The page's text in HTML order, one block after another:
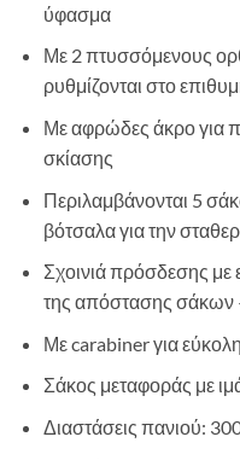
ύφασμα
Με 2 πτυσσόμενους
ρυθμίζονται στο
Με αφρώδες άκρο για
σκίασης
Περιλαμβάνονται 5
βότσαλα για την
Σχοινιά πρόσδεσης με
της απόστασης σάκων
Με carabiner για
Σάκος μεταφοράς με
Διαστάσεις πανιού: